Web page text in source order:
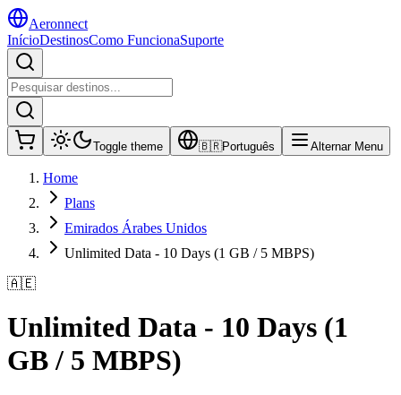
Aeronnect
InícioDestinosComo FuncionaSuporte
Toggle theme 🇧🇷Português Alternar Menu
Home
Plans
Emirados Árabes Unidos
Unlimited Data - 10 Days (1 GB / 5 MBPS)
🇦🇪
Unlimited Data - 10 Days (1
GB / 5 MBPS)